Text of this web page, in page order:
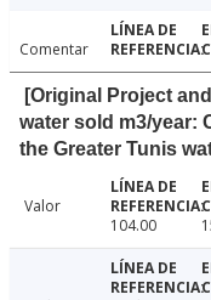
Comentar
[Original Project
water sold m3/year:
the Greater Tunis
Valor
104.00